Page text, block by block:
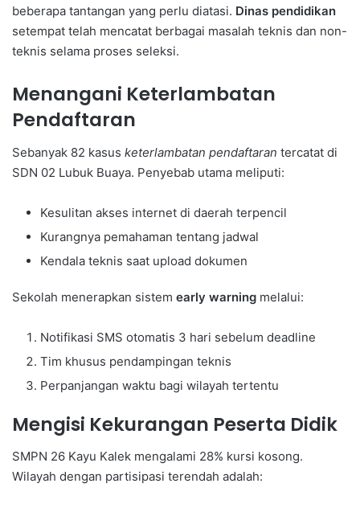
beberapa tantangan yang perlu diatasi. Dinas pendidikan
setempat telah mencatat berbagai masalah teknis dan non-
teknis selama proses seleksi.
Menangani Keterlambatan
Pendaftaran
Sebanyak 82 kasus keterlambatan pendaftaran tercatat di
SDN 02 Lubuk Buaya. Penyebab utama meliputi:
Kesulitan akses internet di daerah terpencil
Kurangnya pemahaman tentang jadwal
Kendala teknis saat upload dokumen
Sekolah menerapkan sistem early warning melalui:
Notifikasi SMS otomatis 3 hari sebelum deadline
Tim khusus pendampingan teknis
Perpanjangan waktu bagi wilayah tertentu
Mengisi Kekurangan Peserta Didik
SMPN 26 Kayu Kalek mengalami 28% kursi kosong.
Wilayah dengan partisipasi terendah adalah: